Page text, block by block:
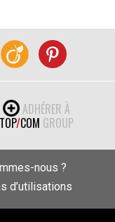
ADHÉRER À
TOP/COM GROUP
nous ?
d’utilisations